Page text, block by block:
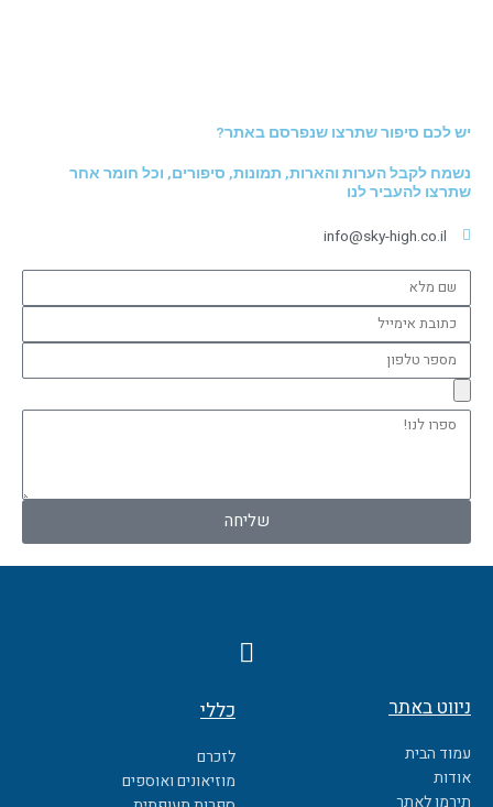
יש לכם סיפור שתרצו שנפרסם באתר?
נשמח לקבל הערות והארות, תמונות, סיפורים, וכל חומר אחר
שתרצו להעביר לנו
info@sky-high.co.il
שם
מלא
כתובת
אימייל
מספר
טלפון
ספרו
שליחה
F
a
e
b
o
ניווט באתר
עמוד הבית
אודות
תירמו לאתר
כללי
לזכרם
מוזיאונים ואוספים